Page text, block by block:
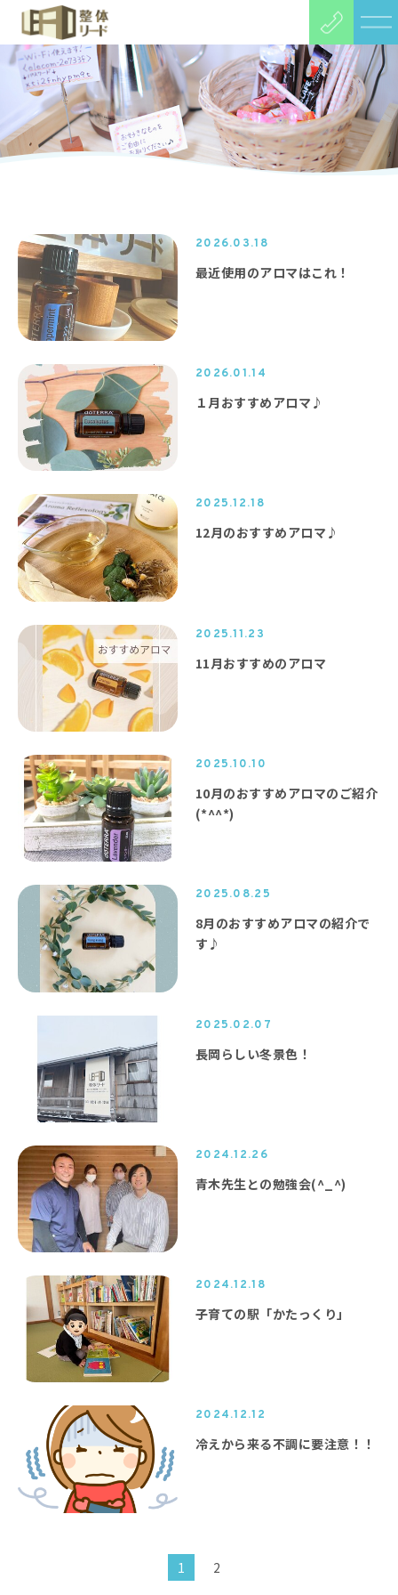
2026.03.18
最近使用のアロマはこれ！
2026.01.14
１月おすすめアロマ♪
2025.12.18
12月のおすすめアロマ♪
2025.11.23
11月おすすめのアロマ
2025.10.10
10月のおすすめアロマのご紹介
(*^^*)
2025.08.25
8月のおすすめアロマの紹介で
す♪
2025.02.07
長岡らしい冬景色！
2024.12.26
青木先生との勉強会(^_^)
2024.12.18
子育ての駅「かたっくり」
2024.12.12
冷えから来る不調に要注意！！
1 2